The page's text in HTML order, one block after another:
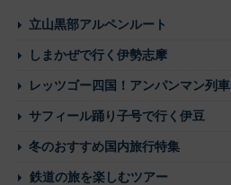
立山黒部アルペンルート
しまかぜで行く伊勢志摩
レッツゴー四国！アンパンマン列車
サフィール踊り子号で行く伊豆
冬のおすすめ国内旅行特集
鉄道の旅を楽しむツアー